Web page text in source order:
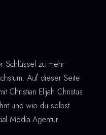
Schlüssel zu mehr
Auf dieser Seite
Christian Elijah Christus
und wie du selbst
Media Agentur.